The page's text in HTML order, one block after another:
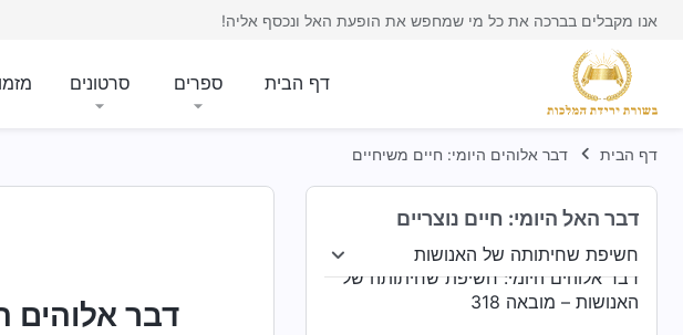
אנו מקבלים בברכה את כל מי שמחפש את הופעת האל ונכסף אליה!
דף הבית ספרים סרטונים
דף הבית דבר אלוהים היומי: חיים משיחיים
דבר האל היומי: חיים נוצריים
חשיפת שחיתותה של האנושות
חשיפת שחיתותה של האנושות היווכחות בחיים
דבר אלוהים היומי: חשיפת שחיתותה של
האנושות – מובאה 315
האנושות – מובאה 316
האנושות – מובאה 317
דבר אלוהים היומי: חשיפת שחיתותה של
האנושות – מובאה 318
דבר אלוהים